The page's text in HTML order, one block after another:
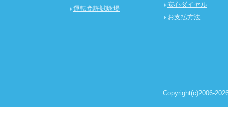
運転免許試験場
安心ダイヤル
お支払方法
Copyright(c)2006-